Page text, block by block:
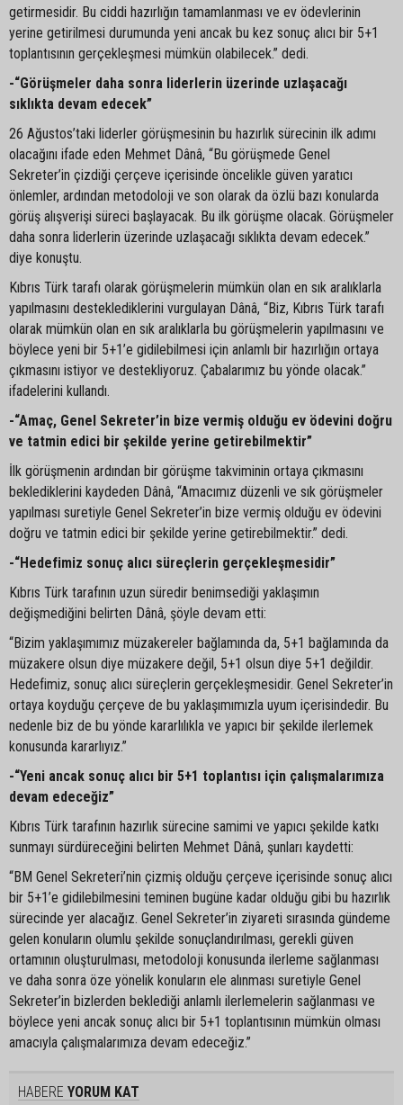
getirmesidir. Bu ciddi hazırlığın tamamlanması ve ev ödevlerinin
yerine getirilmesi durumunda yeni ancak bu kez sonuç alıcı bir 5+1
toplantısının gerçekleşmesi mümkün olabilecek.” dedi.
-“Görüşmeler daha sonra liderlerin üzerinde uzlaşacağı
sıklıkta devam edecek”
26 Ağustos’taki liderler görüşmesinin bu hazırlık sürecinin ilk adımı
olacağını ifade eden Mehmet Dânâ, “Bu görüşmede Genel
Sekreter’in çizdiği çerçeve içerisinde öncelikle güven yaratıcı
önlemler, ardından metodoloji ve son olarak da özlü bazı konularda
görüş alışverişi süreci başlayacak. Bu ilk görüşme olacak. Görüşmeler
daha sonra liderlerin üzerinde uzlaşacağı sıklıkta devam edecek.”
diye konuştu.
Kıbrıs Türk tarafı olarak görüşmelerin mümkün olan en sık aralıklarla
yapılmasını desteklediklerini vurgulayan Dânâ, “Biz, Kıbrıs Türk tarafı
olarak mümkün olan en sık aralıklarla bu görüşmelerin yapılmasını ve
böylece yeni bir 5+1’e gidilebilmesi için anlamlı bir hazırlığın ortaya
çıkmasını istiyor ve destekliyoruz. Çabalarımız bu yönde olacak.”
ifadelerini kullandı.
-“Amaç, Genel Sekreter’in bize vermiş olduğu ev ödevini doğru
ve tatmin edici bir şekilde yerine getirebilmektir”
İlk görüşmenin ardından bir görüşme takviminin ortaya çıkmasını
beklediklerini kaydeden Dânâ, “Amacımız düzenli ve sık görüşmeler
yapılması suretiyle Genel Sekreter’in bize vermiş olduğu ev ödevini
doğru ve tatmin edici bir şekilde yerine getirebilmektir.” dedi.
-“Hedefimiz sonuç alıcı süreçlerin gerçekleşmesidir”
Kıbrıs Türk tarafının uzun süredir benimsediği yaklaşımın
değişmediğini belirten Dânâ, şöyle devam etti:
“Bizim yaklaşımımız müzakereler bağlamında da, 5+1 bağlamında da
müzakere olsun diye müzakere değil, 5+1 olsun diye 5+1 değildir.
Hedefimiz, sonuç alıcı süreçlerin gerçekleşmesidir. Genel Sekreter’in
ortaya koyduğu çerçeve de bu yaklaşımımızla uyum içerisindedir. Bu
nedenle biz de bu yönde kararlılıkla ve yapıcı bir şekilde ilerlemek
konusunda kararlıyız.”
-“Yeni ancak sonuç alıcı bir 5+1 toplantısı için çalışmalarımıza
devam edeceğiz”
Kıbrıs Türk tarafının hazırlık sürecine samimi ve yapıcı şekilde katkı
sunmayı sürdüreceğini belirten Mehmet Dânâ, şunları kaydetti:
“BM Genel Sekreteri’nin çizmiş olduğu çerçeve içerisinde sonuç alıcı
bir 5+1’e gidilebilmesini teminen bugüne kadar olduğu gibi bu hazırlık
sürecinde yer alacağız. Genel Sekreter’in ziyareti sırasında gündeme
gelen konuların olumlu şekilde sonuçlandırılması, gerekli güven
ortamının oluşturulması, metodoloji konusunda ilerleme sağlanması
ve daha sonra öze yönelik konuların ele alınması suretiyle Genel
Sekreter’in bizlerden beklediği anlamlı ilerlemelerin sağlanması ve
böylece yeni ancak sonuç alıcı bir 5+1 toplantısının mümkün olması
amacıyla çalışmalarımıza devam edeceğiz.”
HABERE YORUM KAT